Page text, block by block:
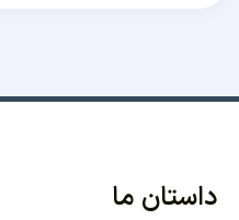
داستان ما